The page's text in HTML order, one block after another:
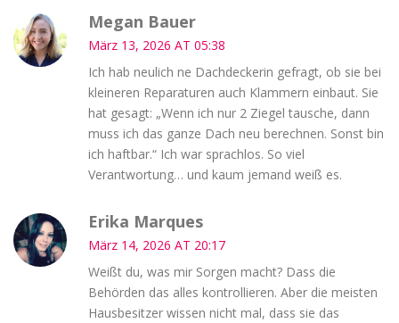
Megan Bauer
März 13, 2026 AT 05:38
Ich hab neulich ne Dachdeckerin gefragt, ob sie bei
kleineren Reparaturen auch Klammern einbaut. Sie
hat gesagt: „Wenn ich nur 2 Ziegel tausche, dann
muss ich das ganze Dach neu berechnen. Sonst bin
ich haftbar.“ Ich war sprachlos. So viel
Verantwortung… und kaum jemand weiß es.
Erika Marques
März 14, 2026 AT 20:17
Weißt du, was mir Sorgen macht? Dass die
Behörden das alles kontrollieren. Aber die meisten
Hausbesitzer wissen nicht mal, dass sie das